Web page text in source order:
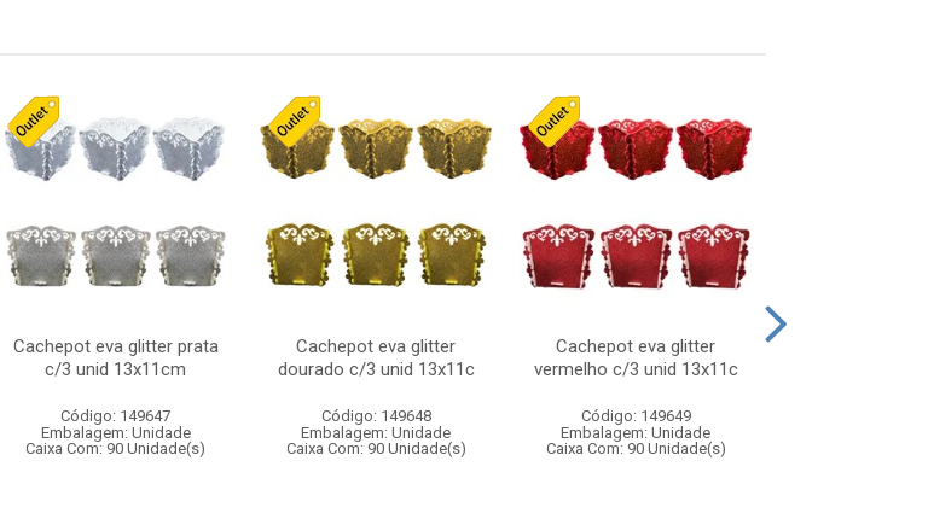
Cachepot eva glitter prata
c/3 unid 13x11cm
Código: 149647
Embalagem: Unidade
Caixa Com: 90 Unidade(s)
Cachepot eva glitter
dourado c/3 unid 13x11c
Código: 149648
Embalagem: Unidade
Caixa Com: 90 Unidade(s)
Cachepot eva glitter
vermelho c/3 unid 13x11c
Código: 149649
Embalagem: Unidade
Caixa Com: 90 Unidade(s)